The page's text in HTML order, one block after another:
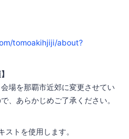
tomoakihjiji/about?
場を那覇市近郊に変更させてい
、あらかじめご了承ください。
トを使用します。